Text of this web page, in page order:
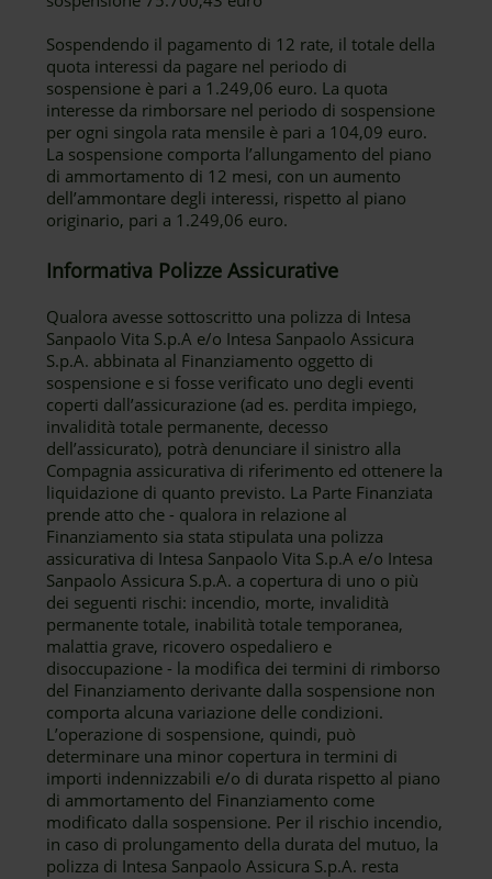
Sospendendo il pagamento di 12 rate, il totale della
quota interessi da pagare nel periodo di
sospensione è pari a 1.249,06 euro. La quota
interesse da rimborsare nel periodo di sospensione
per ogni singola rata mensile è pari a 104,09 euro.
La sospensione comporta l’allungamento del piano
di ammortamento di 12 mesi, con un aumento
dell’ammontare degli interessi, rispetto al piano
originario, pari a 1.249,06 euro.
Informativa Polizze Assicurative
Qualora avesse sottoscritto una polizza di Intesa
Sanpaolo Vita S.p.A e/o Intesa Sanpaolo Assicura
S.p.A. abbinata al Finanziamento oggetto di
sospensione e si fosse verificato uno degli eventi
coperti dall’assicurazione (ad es. perdita impiego,
invalidità totale permanente, decesso
dell’assicurato), potrà denunciare il sinistro alla
Compagnia assicurativa di riferimento ed ottenere la
liquidazione di quanto previsto. La Parte Finanziata
prende atto che - qualora in relazione al
Finanziamento sia stata stipulata una polizza
assicurativa di Intesa Sanpaolo Vita S.p.A e/o Intesa
Sanpaolo Assicura S.p.A. a copertura di uno o più
dei seguenti rischi: incendio, morte, invalidità
permanente totale, inabilità totale temporanea,
malattia grave, ricovero ospedaliero e
disoccupazione - la modifica dei termini di rimborso
del Finanziamento derivante dalla sospensione non
comporta alcuna variazione delle condizioni.
L’operazione di sospensione, quindi, può
determinare una minor copertura in termini di
importi indennizzabili e/o di durata rispetto al piano
di ammortamento del Finanziamento come
modificato dalla sospensione. Per il rischio incendio,
in caso di prolungamento della durata del mutuo, la
polizza di Intesa Sanpaolo Assicura S.p.A. resta